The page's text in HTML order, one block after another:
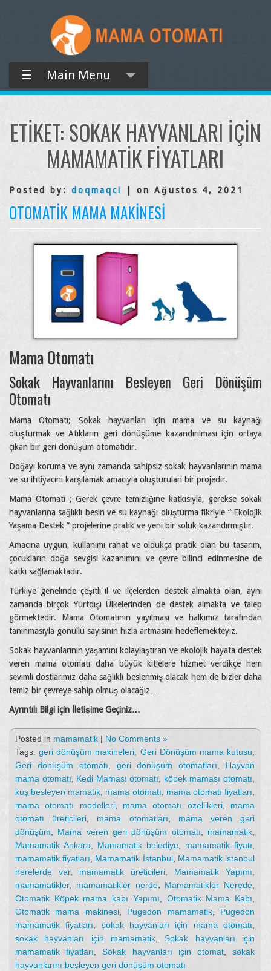
☰ Main Menu
ETIKET:SOKAK HAYVANLARI IÇIN
MAMAMATIK FIYATLARI
Posted by: doqmaqci | on Ağustos 4, 2021
OTOMATIK MAMA MAKINESI
Mama Otomatı
Sokak Hayvanlarını Besleyen Geri Dönüşüm
Otomatı
Mama Otomatı; Sokak hayvanları için mama ve su kaynağı
oluşturmak ve Atıkların geri dönüşüme kazandırılması için ortaya
çıkan bir geri dönüşüm otomatıdır.
Doğayı koruma ve aynı zamanda sahipsiz sokak hayvanlarının mama
ve su ihtiyacını karşılamak amacıyla oluşturulan bir projedir.
Mama Otomatı ; Gerek çevre temizliğine katkısıyla, gerekse sokak
hayvanlarına sağlıklı besin ve su kaynağı oluşturma fikriyle “ Ekolojik
Yaşama Destek ” projelerine pratik ve yeni bir soluk kazandırmıştır.
Amacına uygun, kullanımı rahat ve oldukça pratik olan bu tasarım,
çocukların doğa sevgisi kazanımını ve çevre bilinci edinmesine de
katkı sağlamaktadır.
Türkiye genelinde çeşitli il ve ilçelerden destek almakta olan, aynı
zamanda birçok Yurtdışı Ülkelerinden de destek almakta ve talep
görmektedir. Mama Otomatının yayılması ve halkımız tarafından
tanınmasıyla gönüllü sayısının hızla artmasını hedeflemekteyiz.
Sokak hayvanlarının yaşamını kolaylaştıran ve ekolojik hayata destek
veren mama otomatı daha büyük kitlelere hizmet verdikçe hem
sevimli dostlarımız daha sağlıklı beslenmiş olacak hem de bizler daha
temiz bir çevreye sahip olmuş olacağız…
Ayrıntılı Bilgi için İletişime Geçiniz…
Posted in mamamatik | No Comments »
Tags:geri dönüşüm makineleri Geri Dönüşüm mama kutusu
Geri dönüşüm otomatı
geri dönüşüm otomatları
Hayvan
mama otomatı
Kedi Maması otomatı köpek maması otomatı
kuş besleyen mamatik mama otomatı mama otomatı fiyatları
mama otomatı modelleri, mama otomatı özellikleri, mama
otomatı üreticileri
mama otomatları
mama veren geri
dönüşüm
Mama veren geri dönüşüm otomatı mamamatik
Mamamatik Ankara
Mamamatik belediye mamamatik fiyatı
mamamatik fiyatları
Mamamatik İstanbul, Mamamatik istanbul
nerelerde var, mamamatik üreticileri Mamamatik Yapımı
mamamatikler, mamamatikler nerde, Mamamatikler Nerede
Otomatik Köpek mama kabı Yapımı
Otomatik Mama Kabı
Otomatik mama makinesi, Pugedon mamamatik, Pugedon
mamamatik fiyatları
sokak hayvanları için mama otomatı
sokak hayvanları için mamamatik
Sokak hayvanları için
mamamatik fiyatları ,Sokak hayvanları için otomat,sokak
hayvanlarını besleyen geri dönüşüm otomatı